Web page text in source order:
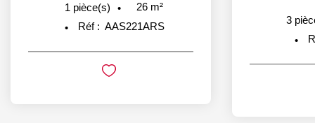
1 pièce(s) 26 m²
Réf : AAS221ARS
3